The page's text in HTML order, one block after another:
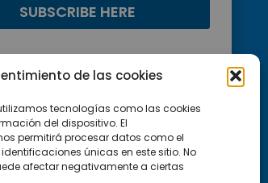
de las cookies
tecnologías como las cookies
del dispositivo. El
permitirá procesar datos como el
únicas en este sitio. No
afectar negativamente a ciertas
SUBSCRIBE HERE